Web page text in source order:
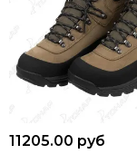
11205.00 руб